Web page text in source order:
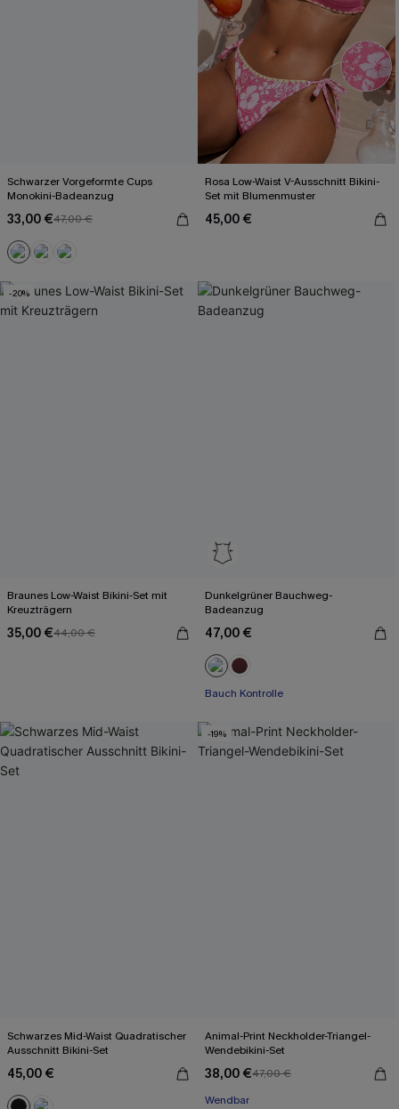
Schwarzer Vorgeformte Cups
Monokini-Badeanzug
33,00 €47,00 €
Rosa Low-Waist V-Ausschnitt Bikini-
Set mit Blumenmuster
45,00 €
-20%
Braunes Low-Waist Bikini-Set mit
Kreuzträgern
35,00 €44,00 €
Dunkelgrüner Bauchweg-
Badeanzug
47,00 €
Bauch Kontrolle
Schwarzes Mid-Waist Quadratischer
Ausschnitt Bikini-Set
45,00 €
-19%
Animal-Print Neckholder-Triangel-
Wendebikini-Set
38,00 €47,00 €
Wendbar